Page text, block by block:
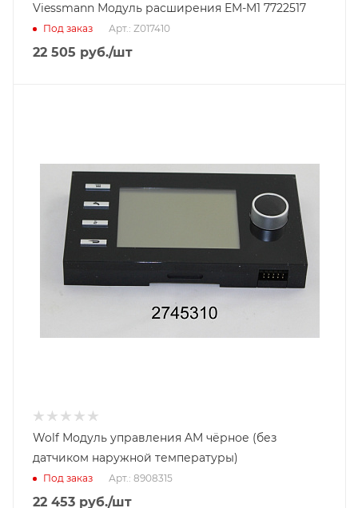
Viessmann Модуль расширения EM-M1 7722517
Под заказ Арт.: Z017410
22 505 руб./шт
Wolf Модуль управления AM чёрное (без
датчиком наружной температуры)
Под заказ Арт.: 8908315
22 453 руб./шт